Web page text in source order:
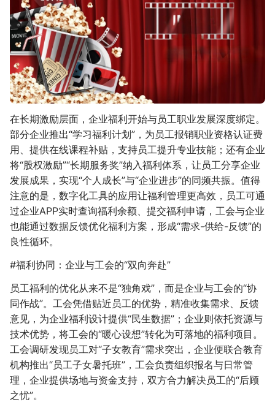
在长期激励层面，企业福利开始与员工职业发展深度绑定。
部分企业推出“学习福利计划”，为员工报销职业资格认证费
用、提供在线课程补贴，支持员工提升专业技能；还有企业
将“股权激励”“长期服务奖”纳入福利体系，让员工分享企业
发展成果，实现“个人成长”与“企业进步”的同频共振。值得
注意的是，数字化工具的应用让福利管理更高效，员工可通
过企业APP实时查询福利余额、提交福利申请，工会与企业
也能通过数据反馈优化福利方案，形成“需求-供给-反馈”的
良性循环。
#福利协同：企业与工会的“双向奔赴”
员工福利的优化从来不是“独角戏”，而是企业与工会的“协
同作战”。工会凭借贴近员工的优势，精准收集需求、反馈
意见，为企业福利设计提供“民生数据”；企业则依托资源与
技术优势，将工会的“暖心设想”转化为可落地的福利项目。
工会调研发现员工对“子女教育”需求突出，企业便联合教育
机构推出“员工子女暑托班”，工会负责组织报名与日常管
理，企业提供场地与资金支持，双方合力解决员工的“后顾
之忧”。